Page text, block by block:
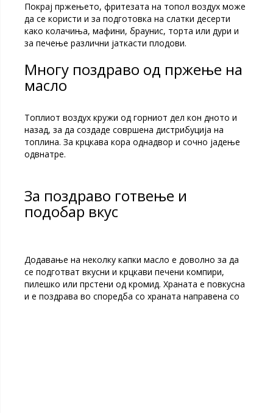
Покрај пржењето, фритезата на топол воздух може
да се користи и за подготовка на слатки десерти
како колачиња, мафини, браунис, торта или дури и
за печење различни јаткасти плодови.
Многу поздраво од пржење на
масло
Топлиот воздух кружи од горниот дел кон дното и
назад, за да создаде совршена дистрибуција на
топлина. За крцкава кора однадвор и сочно јадење
одвнатре.
За поздраво готвење и
подобар вкус
Додавање на неколку капки масло е доволно за да
се подготват вкусни и крцкави печени компири,
пилешко или прстени од кромид. Храната е повкусна
и е поздрава во споредба со храната направена со